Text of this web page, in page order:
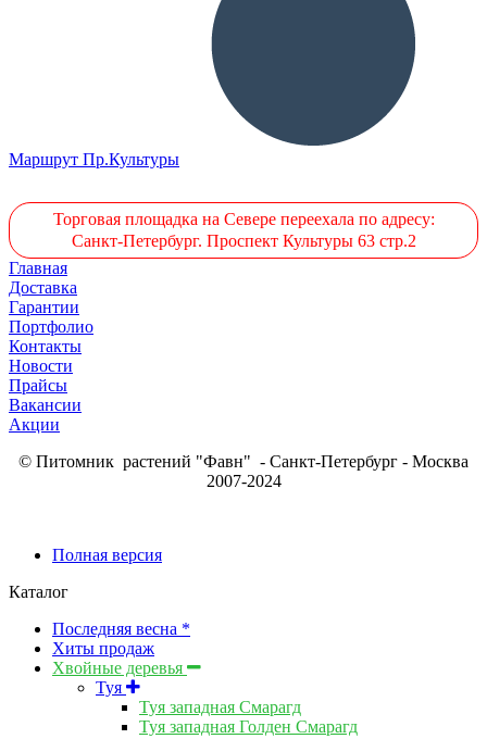
Маршрут Пр.Культуры
Торговая площадка на Севере переехала по адресу:
Санкт-Петербург. Проспект Культуры 63 стр.2
Главная
Доставка
Гарантии
Портфолио
Контакты
Новости
Прайсы
Вакансии
Акции
© Питомник растений "Фавн" - Санкт-Петербург - Москва
2007-2024
Полная версия
Каталог
Последняя весна *
Хиты продаж
Хвойные деревья
Туя
Туя западная Смарагд
Туя западная Голден Смарагд